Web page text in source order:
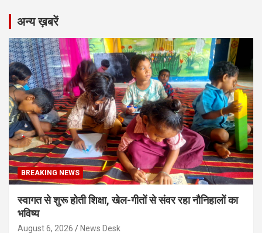
अन्य ख़बरें
BREAKING NEWS
स्वागत से शुरू होती शिक्षा, खेल-गीतों से संवर रहा नौनिहालों का
भविष्य
August 6, 2026 News Desk